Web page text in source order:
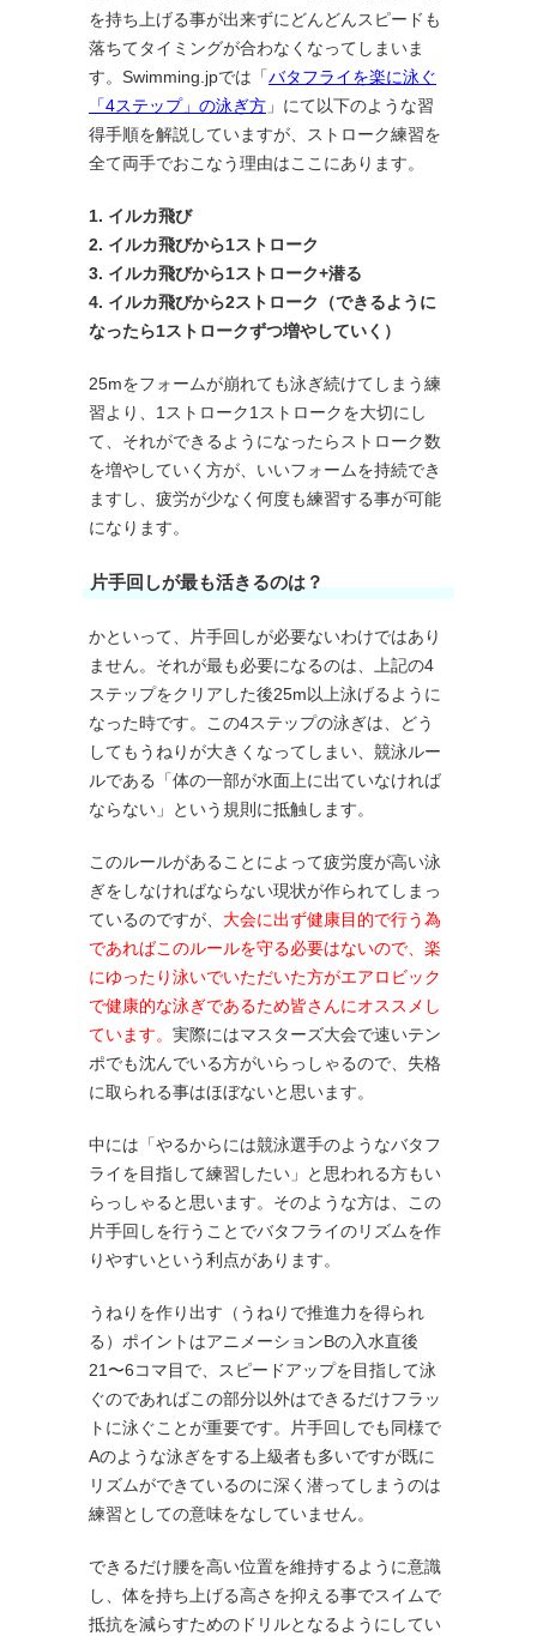
を持ち上げる事が出来ずにどんどんスピードも
落ちてタイミングが合わなくなってしまいま
す。Swimming.jpでは「 バタフライを楽に泳ぐ
「4ステップ」の泳ぎ方 」にて以下のような習
得手順を解説していますが、ストローク練習を
全て両手でおこなう理由はここにあります。
1. イルカ飛び
2. イルカ飛びから1ストローク
3. イルカ飛びから1ストローク+潜る
4. イルカ飛びから2ストローク（できるように
なったら1ストロークずつ増やしていく）
25mをフォームが崩れても泳ぎ続けてしまう練
習より、1ストローク1ストロークを大切にし
て、それができるようになったらストローク数
を増やしていく方が、いいフォームを持続でき
ますし、疲労が少なく何度も練習する事が可能
になります。
片手回しが最も活きるのは？
かといって、片手回しが必要ないわけではあり
ません。それが最も必要になるのは、上記の4
ステップをクリアした後25m以上泳げるように
なった時です。この4ステップの泳ぎは、どう
してもうねりが大きくなってしまい、競泳ルー
ルである「体の一部が水面上に出ていなければ
ならない」という規則に抵触します。
このルールがあることによって疲労度が高い泳
ぎをしなければならない現状が作られてしまっ
ているのですが、 大会に出ず健康目的で行う為
であればこのルールを守る必要はないので、楽
にゆったり泳いでいただいた方がエアロビック
で健康的な泳ぎであるため皆さんにオススメし
ています。 実際にはマスターズ大会で速いテン
ポでも沈んでいる方がいらっしゃるので、失格
に取られる事はほぼないと思います。
中には「やるからには競泳選手のようなバタフ
ライを目指して練習したい」と思われる方もい
らっしゃると思います。そのような方は、この
片手回しを行うことでバタフライのリズムを作
りやすいという利点があります。
うねりを作り出す（うねりで推進力を得られ
る）ポイントはアニメーションBの入水直後
21〜6コマ目で、スピードアップを目指して泳
ぐのであればこの部分以外はできるだけフラッ
トに泳ぐことが重要です。片手回しでも同様で
Aのような泳ぎをする上級者も多いですが既に
リズムができているのに深く潜ってしまうのは
練習としての意味をなしていません。
できるだけ腰を高い位置を維持するように意識
し、体を持ち上げる高さを抑える事でスイムで
抵抗を減らすためのドリルとなるようにしてい